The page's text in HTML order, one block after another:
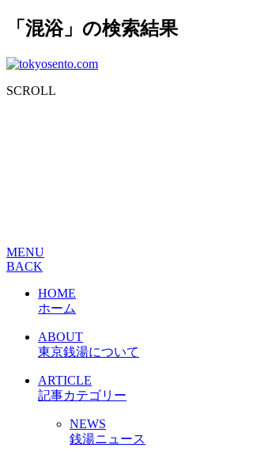
「混浴」の検索結果
SCROLL
MENU
BACK
HOME
ホーム
ABOUT
東京銭湯について
ARTICLE
記事カテゴリー
NEWS
銭湯ニュース